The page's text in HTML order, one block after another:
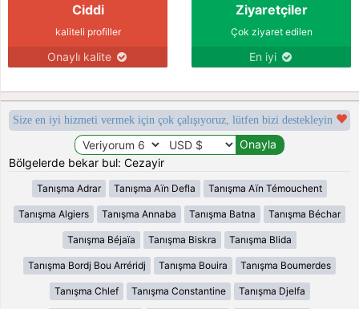
Ciddi
kaliteli profiller
Onaylı kalite
Ziyaretçiler
Çok ziyaret edilen
En iyi
Size en iyi hizmeti vermek için çok çalışıyoruz, lütfen bizi destekleyin
Bölgelerde bekar bul: Cezayir
Tanışma Adrar Tanışma Aïn Defla Tanışma Aïn Témouchent
Tanışma Algiers Tanışma Annaba Tanışma Batna Tanışma Béchar
Tanışma Béjaïa Tanışma Biskra Tanışma Blida
Tanışma Bordj Bou Arréridj Tanışma Bouira Tanışma Boumerdes
Tanışma Chlef Tanışma Constantine Tanışma Djelfa